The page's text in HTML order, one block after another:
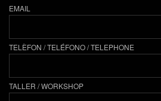
EMAIL
TELÈFON / TELÉFONO / TELEPHONE
TALLER / WORKSHOP